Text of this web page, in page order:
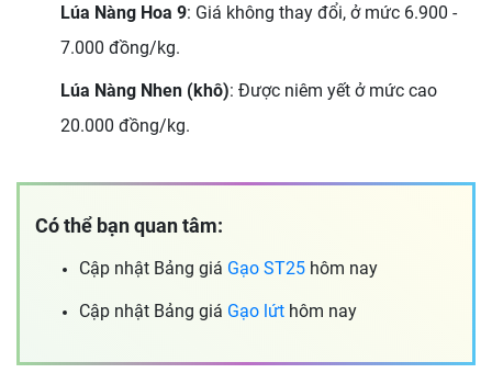
Lúa Nàng Hoa 9: Giá không thay đổi, ở mức 6.900 -
7.000 đồng/kg.
Lúa Nàng Nhen (khô): Được niêm yết ở mức cao
20.000 đồng/kg.
Có thể bạn quan tâm:
Cập nhật Bảng giá Gạo ST25 hôm nay
Cập nhật Bảng giá Gạo lứt hôm nay